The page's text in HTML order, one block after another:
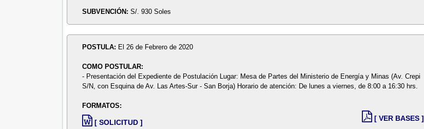
SUBVENCIÓN:S/. 930 Soles
POSTULA: El 26 de Febrero de 2020
COMO POSTULAR:
- Presentación del Expediente de Postulación Lugar: Mesa de Partes del Ministerio de Energía y Minas (Av. Crepi
S/N, con Esquina de Av. Las Artes-Sur - San Borja) Horario de atención: De lunes a viernes, de 8:00 a 16:30 hrs.
FORMATOS:
[ SOLICITUD ] [ VER BASES ]